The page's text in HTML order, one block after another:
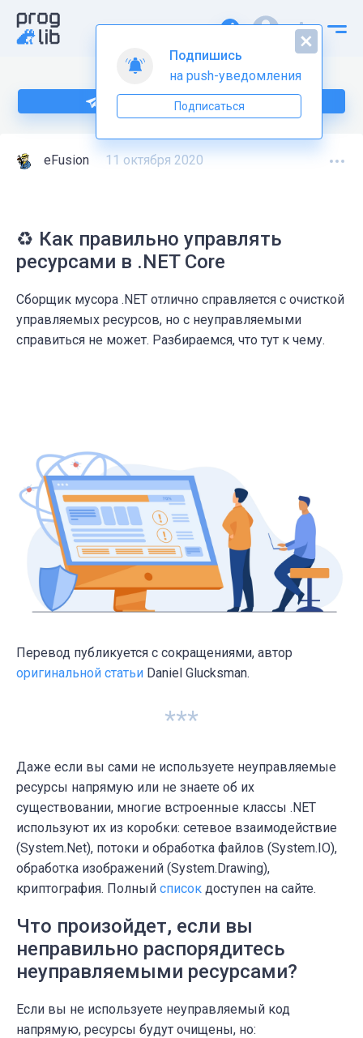
Больше информации по C# тут
eFusion 11 октября 2020
♻ Как правильно управлять
ресурсами в .NET Core
Сборщик мусора .NET отлично справляется с очисткой
управляемых ресурсов, но с неуправляемыми
справиться не может. Разбираемся, что тут к чему.
Перевод публикуется с сокращениями, автор
оригинальной статьи Daniel Glucksman.
***
Даже если вы сами не используете неуправляемые
ресурсы напрямую или не знаете об их
существовании, многие встроенные классы .NET
используют их из коробки: сетевое взаимодействие
(System.Net), потоки и обработка файлов (System.IO),
обработка изображений (System.Drawing),
криптография. Полный список доступен на сайте.
Что произойдет, если вы
неправильно распорядитесь
неуправляемыми ресурсами?
Если вы не используете неуправляемый код
напрямую, ресурсы будут очищены, но:
Подпишись
на push-уведомления
Подписаться